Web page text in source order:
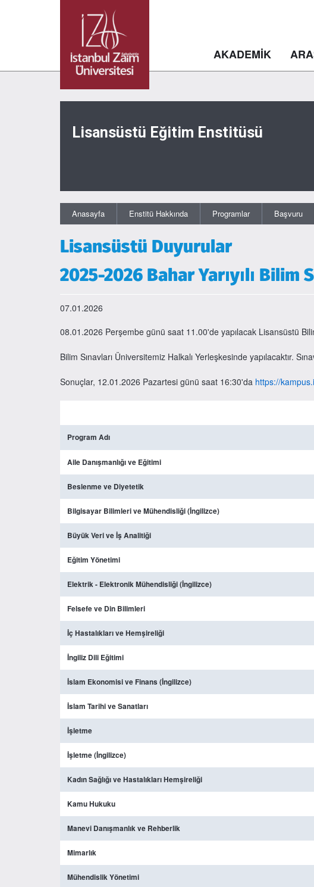
AKADEMİK
Lisansüstü Eğitim Enstitüsü
Anasayfa Enstitü Hakkında Programlar Başvuru
Lisansüstü Duyurular
2025-2026 Bahar Yarıyılı Bilim
07.01.2026
08.01.2026 Perşembe günü saat 11.00'de yapılacak Lisansüstü
Bilim Sınavları Üniversitemiz Halkalı Yerleşkesinde yapılacaktır.
Sonuçlar, 12.01.2026 Pazartesi günü saat 16:30'da https://
Program Adı
Aile Danışmanlığı ve Eğitimi
Beslenme ve Diyetetik
Bilgisayar Bilimleri ve Mühendisliği (İngilizce)
Büyük Veri ve İş Analitiği
Eğitim Yönetimi
Elektrik - Elektronik Mühendisliği (İngilizce)
Felsefe ve Din Bilimleri
İç Hastalıkları ve Hemşireliği
İngiliz Dili Eğitimi
İslam Ekonomisi ve Finans (İngilizce)
İslam Tarihi ve Sanatları
İşletme
İşletme (İngilizce)
Kadın Sağlığı ve Hastalıkları Hemşireliği
Kamu Hukuku
Manevi Danışmanlık ve Rehberlik
Mimarlık
Mühendislik Yönetimi